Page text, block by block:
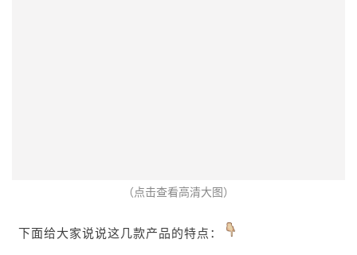
（点击查看高清大图）
下面给大家说说这几款产品的特点：